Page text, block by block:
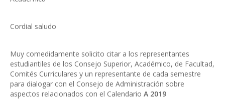
Cordial saludo
Muy comedidamente solicito citar a los representantes
estudiantiles de los Consejo Superior, Académico, de Facultad,
Comités Curriculares y un representante de cada semestre
para dialogar con el Consejo de Administración sobre
aspectos relacionados con el Calendario A 2019